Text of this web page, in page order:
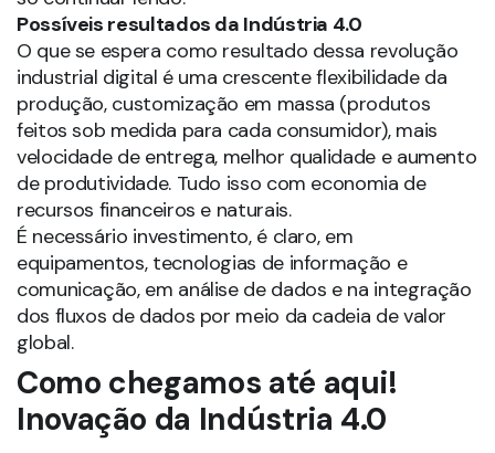
Possíveis resultados da Indústria 4.0
O que se espera como resultado dessa revolução
industrial digital é uma crescente flexibilidade da
produção, customização em massa (produtos
feitos sob medida para cada consumidor), mais
velocidade de entrega, melhor qualidade e aumento
de produtividade. Tudo isso com economia de
recursos financeiros e naturais.
É necessário investimento, é claro, em
equipamentos, tecnologias de informação e
comunicação, em análise de dados e na integração
dos fluxos de dados por meio da cadeia de valor
global.
Como chegamos até aqui!
Inovação da Indústria 4.0